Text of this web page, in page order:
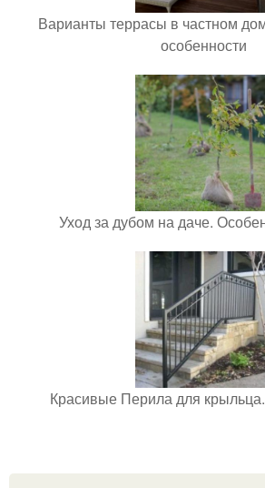
Варианты террасы в частном
особенности
Уход за дубом на даче.
Красивые Перила для